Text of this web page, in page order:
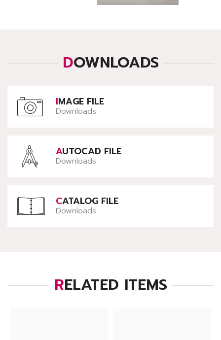
DOWNLOADS
IMAGE FILE
Downloads
AUTOCAD FILE
Downloads
CATALOG FILE
Downloads
RELATED ITEMS